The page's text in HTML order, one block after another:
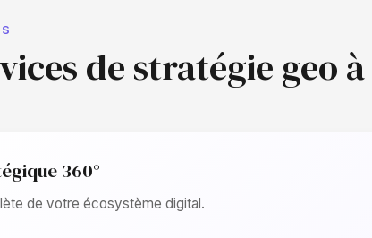
de stratégie geo à
360°
de votre écosystème digital.